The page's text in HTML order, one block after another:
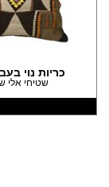
כריות נוי
שטיחי אלי